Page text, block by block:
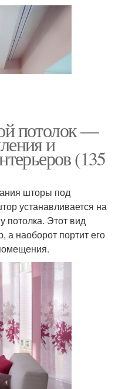
потолок —
и
(135
шторы под
устанавливается на
потолка. Этот вид
а наоборот портит его